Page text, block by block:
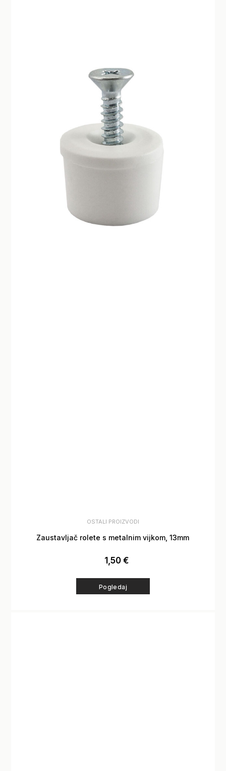
OSTALI PROIZVODI
Zaustavljač rolete s metalnim vijkom, 13mm
1,50 €
Pogledaj